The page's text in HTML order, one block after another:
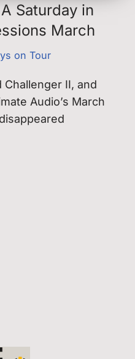
Saturday in
March
on Tour
II, and
Audio’s March